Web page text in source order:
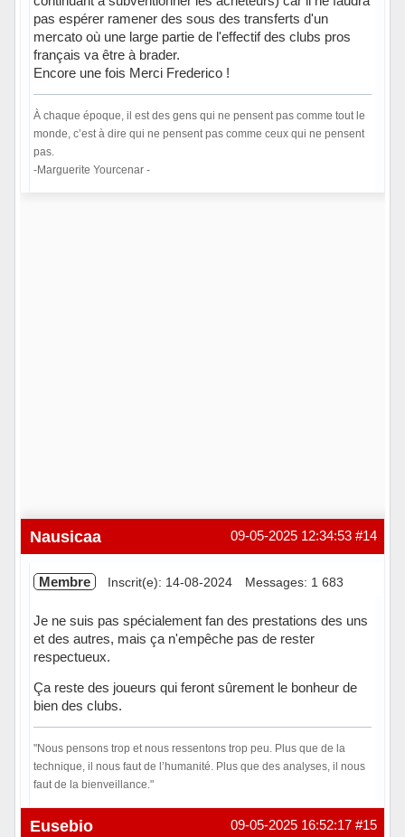
pas espérer ramener des sous des transferts d'un
mercato où une large partie de l'effectif des clubs pros
français va être à brader.
Encore une fois Merci Frederico !
À chaque époque, il est des gens qui ne pensent pas comme tout le
monde, c’est à dire qui ne pensent pas comme ceux qui ne pensent
pas.
-Marguerite Yourcenar -
#14
09-05-2025 12:34:53
Nausicaa
Membre Inscrit(e): 14-08-2024 Messages: 1 683
Je ne suis pas spécialement fan des prestations des uns
et des autres, mais ça n'empêche pas de rester
respectueux.
Ça reste des joueurs qui feront sûrement le bonheur de
bien des clubs.
"Nous pensons trop et nous ressentons trop peu. Plus que de la
technique, il nous faut de l’humanité. Plus que des analyses, il nous
faut de la bienveillance."
Hors ligne #15
09-05-2025 16:52:17
Eusebio